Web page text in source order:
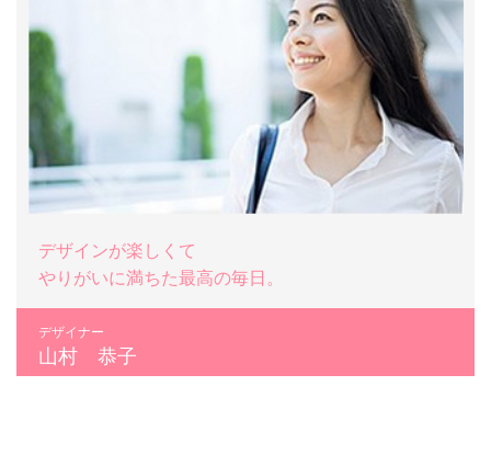
デザインが楽しくて
やりがいに満ちた最高の毎日。
デザイナー
山村 恭子